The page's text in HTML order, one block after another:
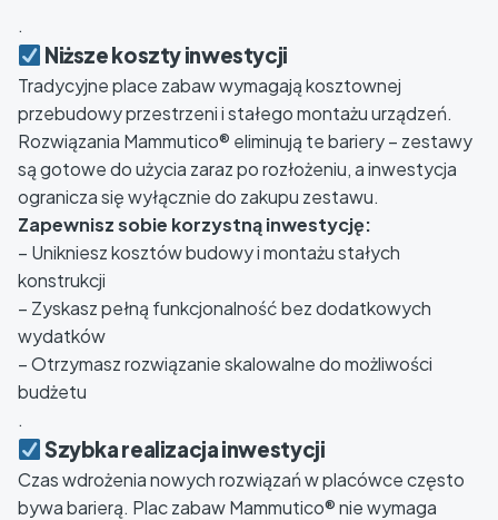
.
Niższe koszty inwestycji
Tradycyjne place zabaw wymagają kosztownej
przebudowy przestrzeni i stałego montażu urządzeń.
Rozwiązania Mammutico® eliminują te bariery – zestawy
są gotowe do użycia zaraz po rozłożeniu, a inwestycja
ogranicza się wyłącznie do zakupu zestawu.
Zapewnisz sobie korzystną inwestycję:
– Unikniesz kosztów budowy i montażu stałych
konstrukcji
– Zyskasz pełną funkcjonalność bez dodatkowych
wydatków
– Otrzymasz rozwiązanie skalowalne do możliwości
budżetu
.
Szybka realizacja inwestycji
Czas wdrożenia nowych rozwiązań w placówce często
bywa barierą. Plac zabaw Mammutico® nie wymaga